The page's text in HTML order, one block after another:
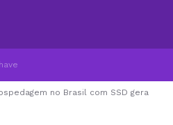
no Brasil com SSD gera